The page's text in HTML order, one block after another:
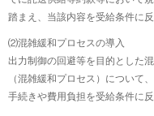
踏まえ、当該内容を受給条件に反
⑵混雑緩和プロセスの導入
出力制御の回避等を目的とした
（混雑緩和プロセス）について
手続きや費用負担を受給条件に反